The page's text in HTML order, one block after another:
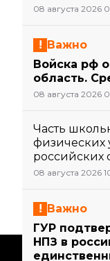
08 августа 2026
Важно
Войска рф
область.
08 августа 2026
Часть
физических
российских
08 августа 2026
Важно
ГУР
НПЗ в